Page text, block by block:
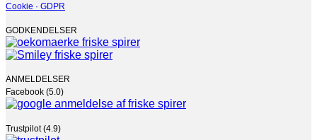
Cookie · GDPR
GODKENDELSER
ANMELDELSER
Facebook (5.0)
Trustpilot (4.9)